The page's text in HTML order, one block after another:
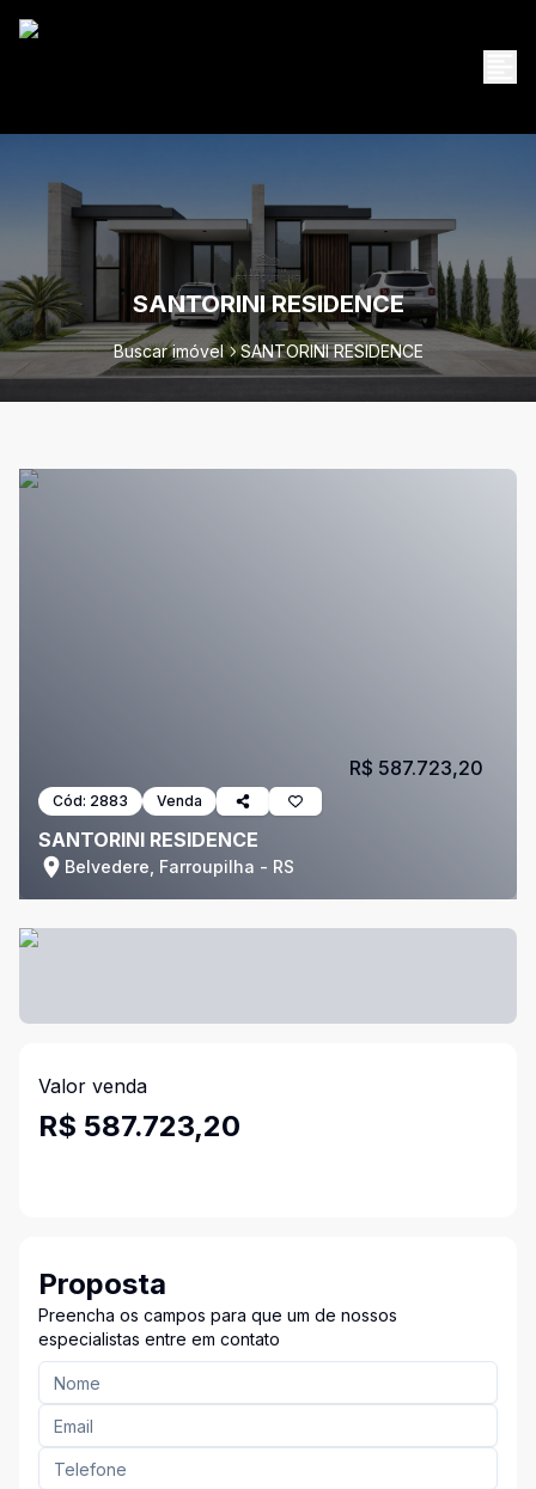
SANTORINI RESIDENCE
Buscar imóvel SANTORINI RESIDENCE
Cód: 2883 Venda
SANTORINI RESIDENCE
Belvedere, Farroupilha - RS
R$ 587.723,20
Valor venda
R$ 587.723,20
Proposta
Preencha os campos para que um de nossos
especialistas entre em contato